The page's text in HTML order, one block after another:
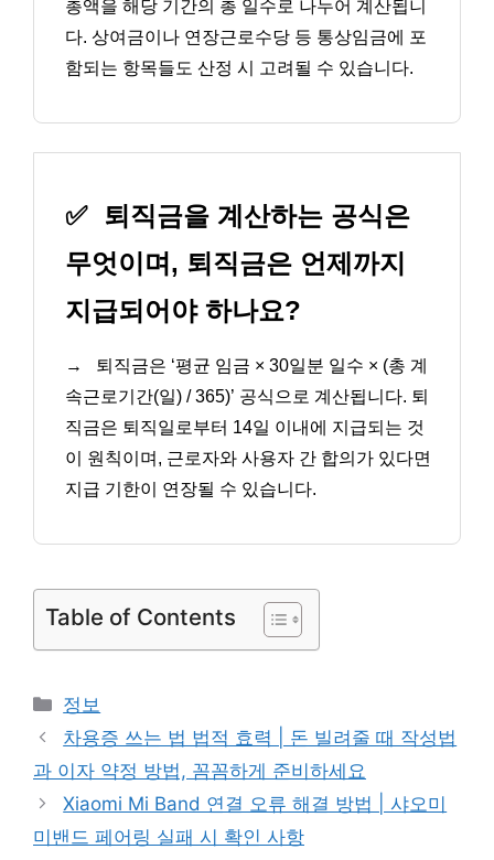
총액을 해당 기간의 총 일수로 나누어 계산됩니
다. 상여금이나 연장근로수당 등 통상임금에 포
함되는 항목들도 산정 시 고려될 수 있습니다.
✅
퇴직금을 계산하는 공식은
무엇이며, 퇴직금은 언제까지
지급되어야 하나요?
→
퇴직금은 ‘평균 임금 × 30일분 일수 × (총 계
속근로기간(일) / 365)’ 공식으로 계산됩니다. 퇴
직금은 퇴직일로부터 14일 이내에 지급되는 것
이 원칙이며, 근로자와 사용자 간 합의가 있다면
지급 기한이 연장될 수 있습니다.
Table of Contents
카
테
고
리
정보
차용증 쓰는 법 법적 효력 | 돈 빌려줄 때 작성법
과 이자 약정 방법, 꼼꼼하게 준비하세요
Xiaomi Mi Band 연결 오류 해결 방법 | 샤오미
미밴드 페어링 실패 시 확인 사항